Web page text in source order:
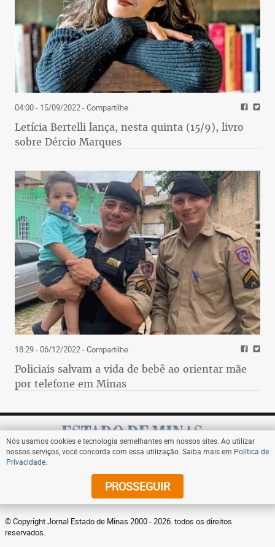
04:00 - 15/09/2022- Compartilhe
Letícia Bertelli lança, nesta quinta (15/9), livro
sobre Dércio Marques
18:29 - 06/12/2022- Compartilhe
Policiais salvam a vida de bebê ao orientar mãe
por telefone em Minas
Assine
© Copyright Jornal Estado de Minas 2000 - 2026. todos os direitos
reservados.
Nós usamos cookies e tecnologia semelhantes em nossos sites. Ao utilizar
nossos serviços, você concorda com essa utilização. Saiba mais em Política de
Privacidade
PROSSEGUIR